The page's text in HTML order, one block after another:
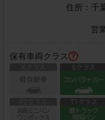
住所： 千
営
保有車両クラス